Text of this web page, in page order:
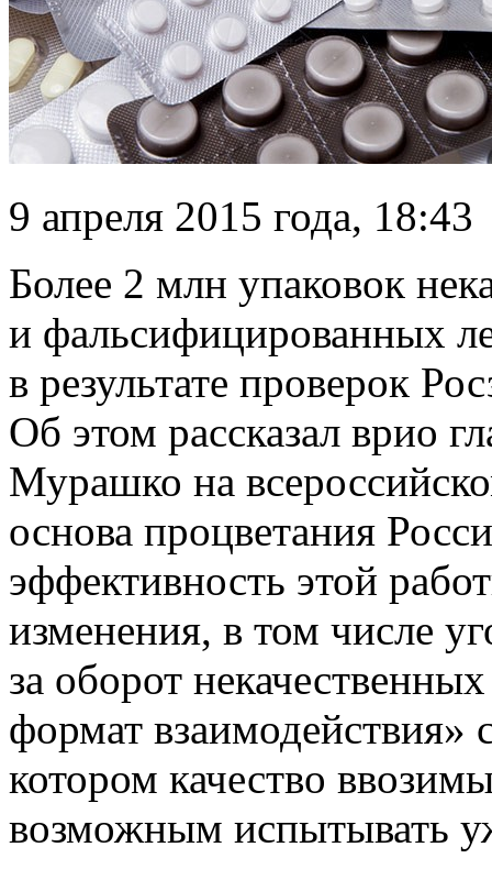
9 апреля 2015 года, 18:43
Более 2 млн упаковок
и фальсифицированных
в результате проверок
Об этом рассказал врио
Мурашко на
основа процветания
эффективность этой
изменения, в том числе
за оборот
формат
котором качество
возможным испытывать